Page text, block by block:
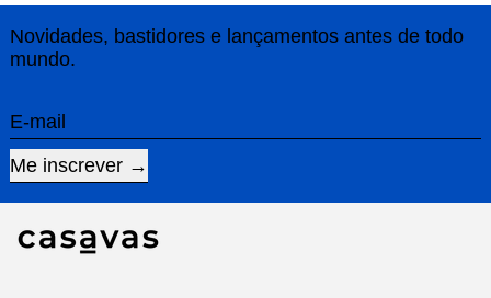
Novidades, bastidores e lançamentos antes de todo
mundo.
E-mail
Me inscrever